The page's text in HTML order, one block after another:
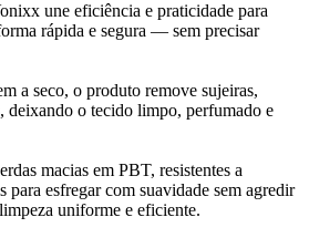
une eficiência e praticidade para
rápida e segura — sem precisar
a seco, o produto remove sujeiras,
deixando o tecido limpo, perfumado e
macias em PBT, resistentes a
para esfregar com suavidade sem agredir
uniforme e eficiente.